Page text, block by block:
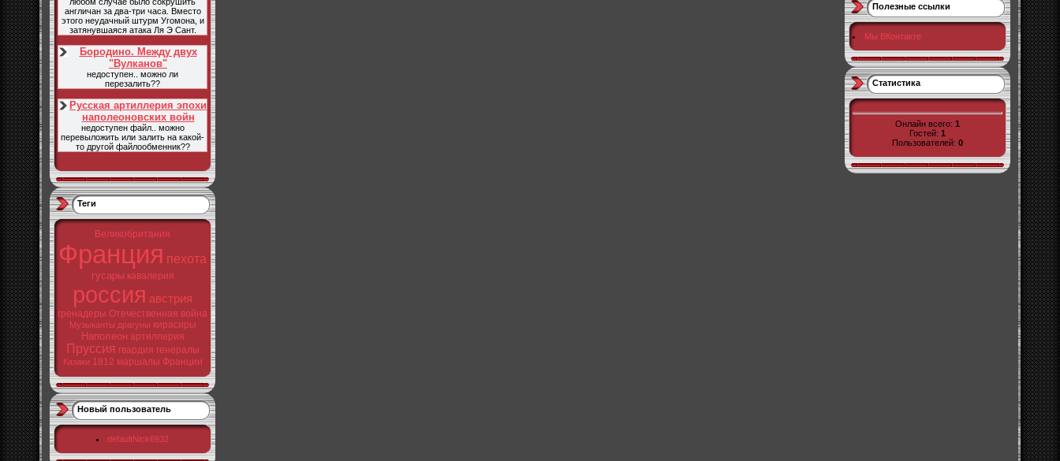
англичан за два-три часа. Вместо
этого неудачный штурм Угомона, и
затянувшаяся атака Ля Э Сант.
Бородино. Между двух
"Вулканов"
недоступен.. можно ли
перезалить??
Русская артиллерия эпохи
наполеоновских войн
недоступен файл.. можно
перевыложить или залить на какой-
то другой файлообменник??
Теги
Великобритания
Франция пехота
гусары кавалерия
россия австрия
гренадеры Отечественная война
Музыканты драгуны кирасиры
Наполеон артиллерия
Пруссия гвардия генералы
Казаки 1812 маршалы Франции
Новый пользователь
defaultNick6932
Полезные ссылки
Мы ВКонтакте
Статистика
Онлайн всего: 1
Гостей: 1
Пользователей: 0